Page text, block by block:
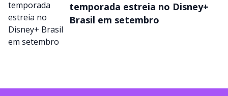
temporada estreia no Disney+
Brasil em setembro